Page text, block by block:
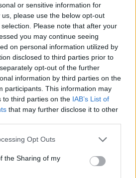
or sensitive information for
please use the below opt-out
Please note that after your
you may continue seeing
on personal information utilized by
disclosed to third parties prior to
opt-out of the further
information by third parties on the
participants. This information may
to third parties on the IAB’s List of
that may further disclose it to other
Opt Outs
the Sharing of my
καταρχήν, ο στόχος στο
- Τουλάχιστον 2 νεκροί
εκδηλώσεων 160 ετών από την
δυτικές Φιλιππίνες